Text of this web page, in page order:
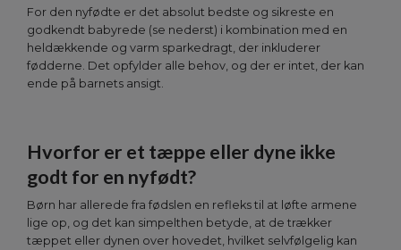
For den nyfødte er det absolut bedste og sikreste en
godkendt babyrede (se nederst) i kombination med en
heldækkende og varm sparkedragt, der inkluderer
fødderne. Det opfylder alle behov, og der er intet, der kan
ende på barnets ansigt.
Hvorfor er et tæppe eller dyne ikke
godt for en nyfødt?
Børn har allerede fra fødslen en refleks til at løfte armene
lige op, og det kan simpelthen betyde, at de trækker
tæppet eller dynen over hovedet, hvilket selvfølgelig kan